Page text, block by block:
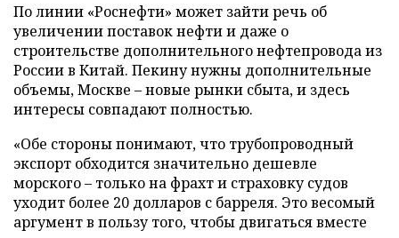
По линии «Роснефти» может зайти речь об
увеличении поставок нефти и даже о
строительстве дополнительного нефтепровода из
России в Китай. Пекину нужны дополнительные
объемы, Москве – новые рынки сбыта, и здесь
интересы совпадают полностью.
«Обе стороны понимают, что трубопроводный
экспорт обходится значительно дешевле
морского – только на фрахт и страховку судов
уходит более 20 долларов с барреля. Это весомый
аргумент в пользу того, чтобы двигаться вместе